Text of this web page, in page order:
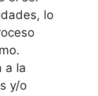
lo
a la
y/o